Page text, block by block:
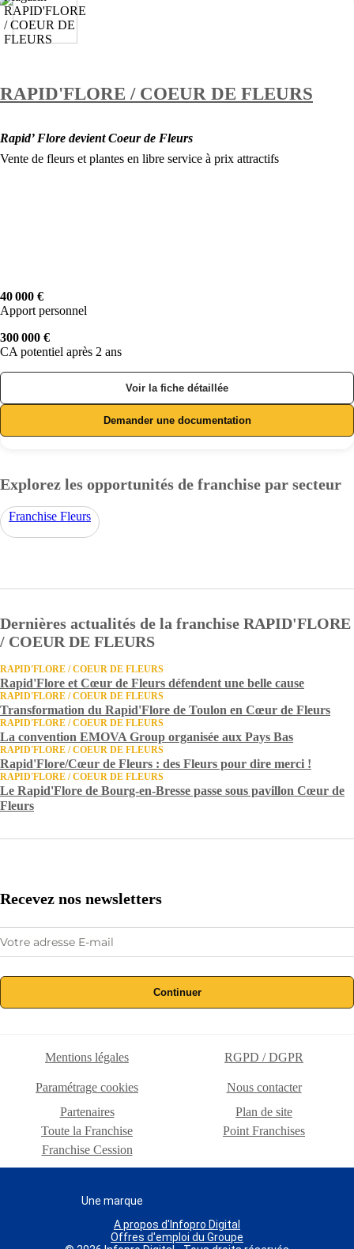
RAPID'FLORE / COEUR DE FLEURS
Rapid’ Flore devient Coeur de Fleurs
Vente de fleurs et plantes en libre service à prix attractifs
40 000 €
Apport personnel
300 000 €
CA potentiel après 2 ans
Voir la fiche détaillée
Demander une documentation
Explorez les opportunités de franchise par secteur
Franchise Fleurs
Dernières actualités de la franchise RAPID'FLORE
/ COEUR DE FLEURS
RAPID'FLORE / COEUR DE FLEURS
Rapid'Flore et Cœur de Fleurs défendent une belle cause
RAPID'FLORE / COEUR DE FLEURS
Transformation du Rapid'Flore de Toulon en Cœur de Fleurs
RAPID'FLORE / COEUR DE FLEURS
La convention EMOVA Group organisée aux Pays Bas
RAPID'FLORE / COEUR DE FLEURS
Rapid'Flore/Cœur de Fleurs : des Fleurs pour dire merci !
RAPID'FLORE / COEUR DE FLEURS
Le Rapid'Flore de Bourg-en-Bresse passe sous pavillon Cœur de
Fleurs
Recevez nos newsletters
Continuer
Mentions légales RGPD / DGPR
Paramétrage cookies
Nous contacter
Partenaires
Plan de site
Toute la Franchise
Point Franchises
Franchise Cession
Une marque
A propos d'Infopro Digital
Offres d'emploi du Groupe